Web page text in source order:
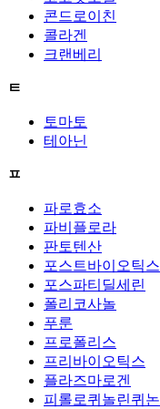
콘드로이친
콜라겐
크랜베리
ㅌ
토마토
테아닌
ㅍ
파로효소
파비플로라
판토텐산
포스트바이오틱스
포스파티딜세린
폴리코사놀
푸룬
프로폴리스
프리바이오틱스
플라즈마로겐
피롤로퀴놀린퀴논